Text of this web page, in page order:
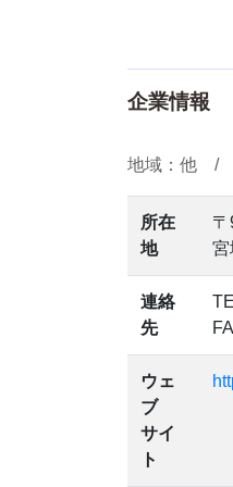
企業情報
地域：他 /
所在
地
宮
連絡
先
ウェ
ブ
サイ
ト